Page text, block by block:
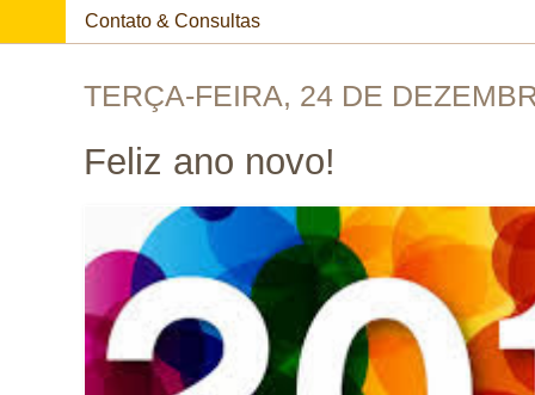
Contato & Consultas
TERÇA-FEIRA, 24 DE
Feliz ano novo!